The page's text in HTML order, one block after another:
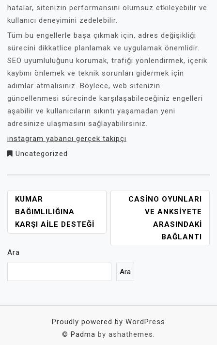
hatalar, sitenizin performansını olumsuz etkileyebilir ve
kullanıcı deneyimini zedelebilir.
Tüm bu engellerle başa çıkmak için, adres değişikliği
sürecini dikkatlice planlamak ve uygulamak önemlidir.
SEO uyumluluğunu korumak, trafiği yönlendirmek, içerik
kaybını önlemek ve teknik sorunları gidermek için
adımlar atmalısınız. Böylece, web sitenizin
güncellenmesi sürecinde karşılaşabileceğiniz engelleri
aşabilir ve kullanıcıların sıkıntı yaşamadan yeni
adresinize ulaşmasını sağlayabilirsiniz.
instagram yabancı gerçek takipçi
Uncategorized
YAZI
GEZINMESI
KUMAR
BAĞIMLILIĞINA
KARŞI AILE DESTEĞI
CASINO OYUNLARI
VE ANKSIYETE
ARASINDAKI
BAĞLANTI
Ara
Ara
Proudly powered by WordPress
© Padma by ashathemes.